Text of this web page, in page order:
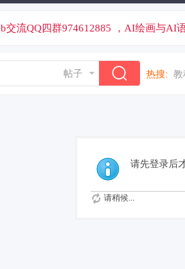
交流QQ四群974612885 ，AI绘画与AI
帖子
热搜: 教
请先登录后
请稍候...